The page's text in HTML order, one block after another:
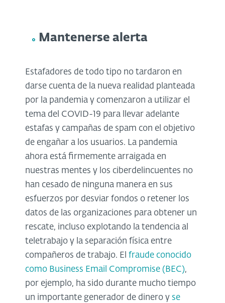
Mantenerse alerta
Estafadores de todo tipo no tardaron en
darse cuenta de la nueva realidad planteada
por la pandemia y comenzaron a utilizar el
tema del COVID-19 para llevar adelante
estafas y campañas de spam con el objetivo
de engañar a los usuarios. La pandemia
ahora está firmemente arraigada en
nuestras mentes y los ciberdelincuentes no
han cesado de ninguna manera en sus
esfuerzos por desviar fondos o retener los
datos de las organizaciones para obtener un
rescate, incluso explotando la tendencia al
teletrabajo y la separación física entre
compañeros de trabajo. El fraude conocido
como Business Email Compromise (BEC),
por ejemplo, ha sido durante mucho tiempo
un importante generador de dinero y se